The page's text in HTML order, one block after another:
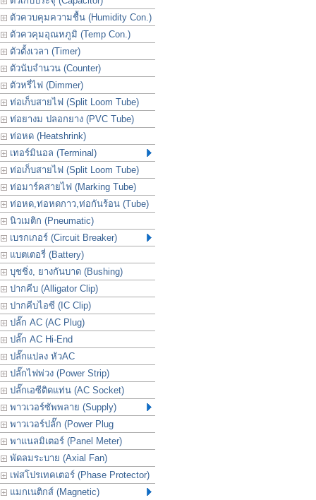
ตัวควบคุมความชื้น (Humidity Con.)
ตัวควคุมอุณหภูมิ (Temp Con.)
ตัวตั้งเวลา (Timer)
ตัวนับจำนวน (Counter)
ตัวหรี่ไฟ (Dimmer)
ท่อเก็บสายไฟ (Split Loom Tube)
ท่อยางม ปลอกยาง (PVC Tube)
ท่อหด (Heatshrink)
เทอร์มินอล (Terminal)
ท่อเก็บสายไฟ (Split Loom Tube)
ท่อมาร์คสายไฟ (Marking Tube)
ท่อหด,ท่อหดกาว,ท่อกันร้อน (Tube)
นิวเมติก (Pneumatic)
เบรกเกอร์ (Circuit Breaker)
แบตเตอรี่ (Battery)
บุชชิ่ง, ยางกันบาด (Bushing)
ปากคีบ (Alligator Clip)
ปากคีบไอซี (IC Clip)
ปลั๊ก AC (AC Plug)
ปลั๊ก AC Hi-End
ปลั๊กแปลง หัวAC
ปลั๊กไฟพ่วง (Power Strip)
ปลั๊กเอซีติดแท่น (AC Socket)
พาวเวอร์ซัพพลาย (Supply)
พาวเวอร์ปลั๊ก (Power Plug
พาแนลมิเตอร์ (Panel Meter)
พัดลมระบาย (Axial Fan)
เฟสโปรเทคเตอร์ (Phase Protector)
แมกเนติกส์ (Magnetic)